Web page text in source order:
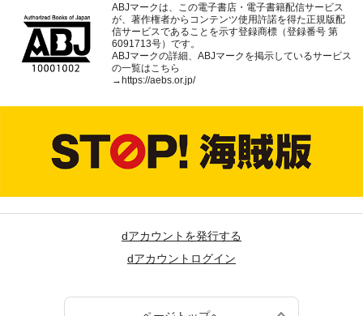
ABJマークは、この電子書店・電子書籍配信サービス
が、著作権者からコンテンツ使用許諾を得た正規版配
信サービスであることを示す登録商標（登録番号 第
6091713号）です。
ABJマークの詳細、ABJマークを掲示しているサービス
の一覧はこちら
→https://aebs.or.jp/
dアカウントを発行する
dアカウントログイン